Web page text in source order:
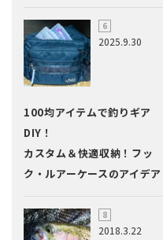
2025.9.30
100均アイテムで釣りギア
DIY！
カスタム＆快適収納！フッ
ク・ルアーケースのアイデア
2018.3.22